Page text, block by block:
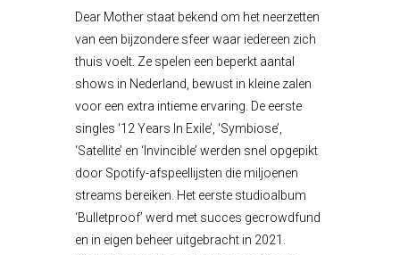
Dear Mother staat bekend om het neerzetten
van een bijzondere sfeer waar iedereen zich
thuis voelt. Ze spelen een beperkt aantal
shows in Nederland, bewust in kleine zalen
voor een extra intieme ervaring. De eerste
singles ‘12 Years In Exile’, ‘Symbiose’,
‘Satellite’ en ‘Invincible’ werden snel opgepikt
door Spotify-afspeellijsten die miljoenen
streams bereiken. Het eerste studioalbum
‘Bulletproof’ werd met succes gecrowdfund
en in eigen beheer uitgebracht in 2021.